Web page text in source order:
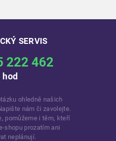
SERVIS
222 462
ohledně našich
nám či zavolejte.
pomůžeme i těm, kteří
shopu prozatím ani
neplánují.